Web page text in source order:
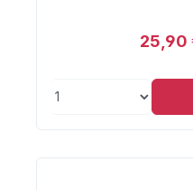
25,90